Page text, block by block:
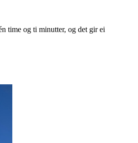
time og ti minutter, og det gir ei